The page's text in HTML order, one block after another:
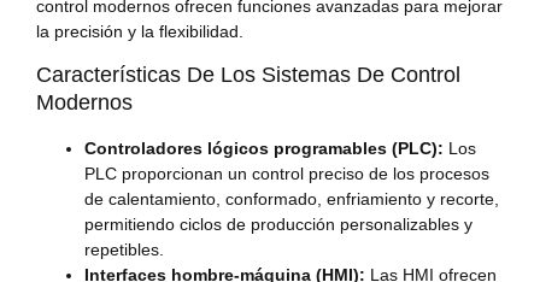
control modernos ofrecen funciones avanzadas para mejorar
la precisión y la flexibilidad.
Características De Los Sistemas De Control
Modernos
Controladores lógicos programables (PLC): Los
PLC proporcionan un control preciso de los procesos
de calentamiento, conformado, enfriamiento y recorte,
permitiendo ciclos de producción personalizables y
repetibles.
Interfaces hombre-máquina (HMI): Las HMI ofrecen